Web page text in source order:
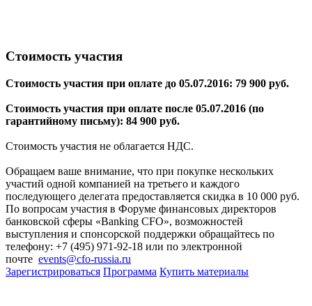
Стоимость участия
Стоимость участия при оплате до 05.07.2016: 79 900 руб.
Стоимость участия при оплате после 05.07.2016 (по
гарантийному письму): 84 900 руб.
Стоимость участия не облагается НДС.
Обращаем ваше внимание, что при покупке нескольких
участий одной компанией на третьего и каждого
последующего делегата предоставляется скидка в 10 000 руб.
По вопросам участия в Форуме финансовых директоров
банковской сферы «Banking CFO», возможностей
выступления и спонсорской поддержки обращайтесь по
телефону: +7 (495) 971-92-18 или по электронной
почте events@cfo-russia.ru
Зарегистрироваться Программа Купить материалы